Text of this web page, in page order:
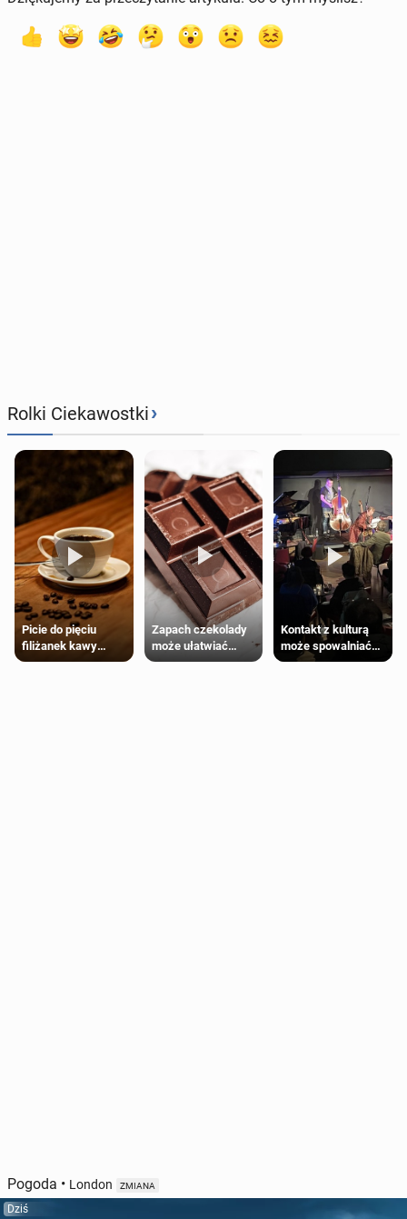
Rolki Ciekawostki›
Picie do pięciu
filiżanek kawy
dziennie jest
Zapach czekolady
może ułatwiać
trening siłowy
Kontakt z kulturą
może spowalniać
starzenie
Pogoda • London ZMIANA
Dziś